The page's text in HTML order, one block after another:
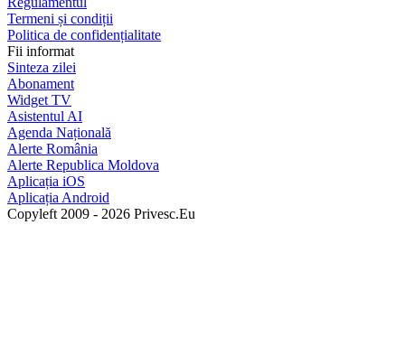
Termeni și condiții
Politica de confidențialitate
Fii informat
Sinteza zilei
Abonament
Widget TV
Asistentul AI
Agenda Națională
Alerte România
Alerte Republica Moldova
Aplicația iOS
Aplicația Android
Copyleft 2009 - 2026 Privesc.Eu